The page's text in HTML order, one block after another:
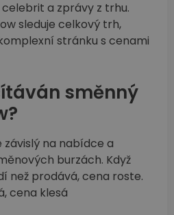
a zprávy z trhu.
sleduje celkový trh,
stránku s cenami
směnný
závislý na nabídce a
burzách. Když
než prodává, cena roste.
cena klesá